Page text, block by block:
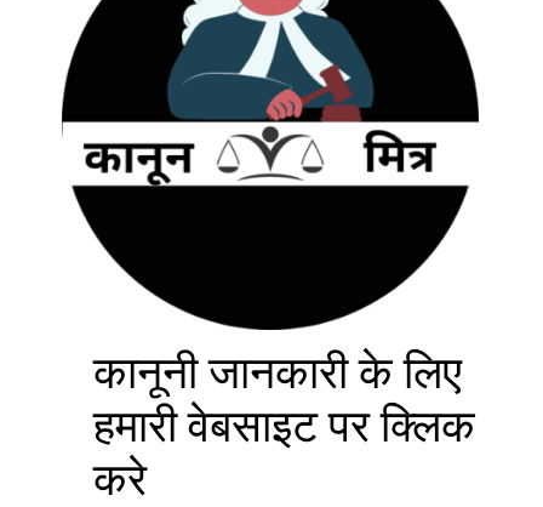
कानूनी जानकारी के लिए
हमारी वेबसाइट पर क्लिक
करे